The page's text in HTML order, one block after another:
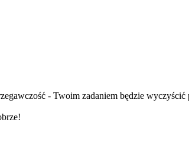
- Twoim zadaniem będzie